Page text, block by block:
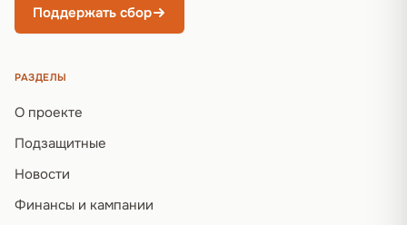
Поддержать сбор
РАЗДЕЛЫ
О проекте
Подзащитные
Новости
Финансы и кампании